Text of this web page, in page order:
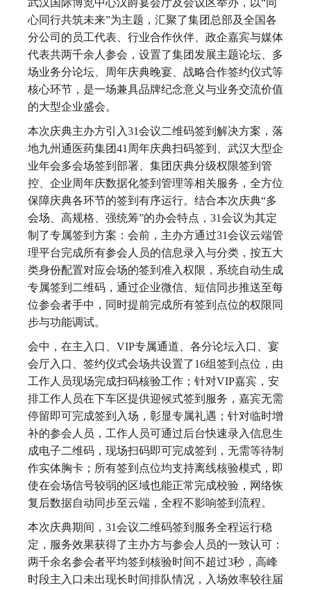
武汉国际博览中心汉爵宴会厅及会议区举办，以“同
心同行共筑未来”为主题，汇聚了集团总部及全国各
分公司的员工代表、行业合作伙伴、政企嘉宾与媒体
代表共两千余人参会，设置了集团发展主题论坛、多
场业务分论坛、周年庆典晚宴、战略合作签约仪式等
核心环节，是一场兼具品牌纪念意义与业务交流价值
的大型企业盛会。
本次庆典主办方引入31会议二维码签到解决方案，落
地九州通医药集团41周年庆典扫码签到、武汉大型企
业年会多会场签到部署、集团庆典分级权限签到管
控、企业周年庆数据化签到管理等相关服务，全方位
保障庆典各环节的签到有序运行。结合本次庆典“多
会场、高规格、强统筹”的办会特点，31会议为其定
制了专属签到方案：会前，主办方通过31会议云端管
理平台完成所有参会人员的信息录入与分类，按五大
类身份配置对应会场的签到准入权限，系统自动生成
专属签到二维码，通过企业微信、短信同步推送至每
位参会者手中，同时提前完成所有签到点位的权限同
步与功能调试。
会中，在主入口、VIP专属通道、各分论坛入口、宴
会厅入口、签约仪式会场共设置了16组签到点位，由
工作人员现场完成扫码核验工作；针对VIP嘉宾，安
排工作人员在下车区提供迎候式签到服务，嘉宾无需
停留即可完成签到入场，彰显专属礼遇；针对临时增
补的参会人员，工作人员可通过后台快速录入信息生
成电子二维码，现场扫码即可完成签到，无需等待制
作实体胸卡；所有签到点位均支持离线核验模式，即
使在会场信号较弱的区域也能正常完成校验，网络恢
复后数据自动同步至云端，全程不影响签到流程。
本次庆典期间，31会议二维码签到服务全程运行稳
定，服务效果获得了主办方与参会人员的一致认可：
两千余名参会者平均签到核验时间不超过3秒，高峰
时段主入口未出现长时间排队情况，入场效率较往届